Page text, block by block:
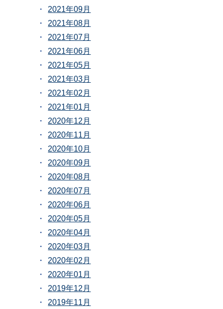
2021年09月
2021年08月
2021年07月
2021年06月
2021年05月
2021年03月
2021年02月
2021年01月
2020年12月
2020年11月
2020年10月
2020年09月
2020年08月
2020年07月
2020年06月
2020年05月
2020年04月
2020年03月
2020年02月
2020年01月
2019年12月
2019年11月